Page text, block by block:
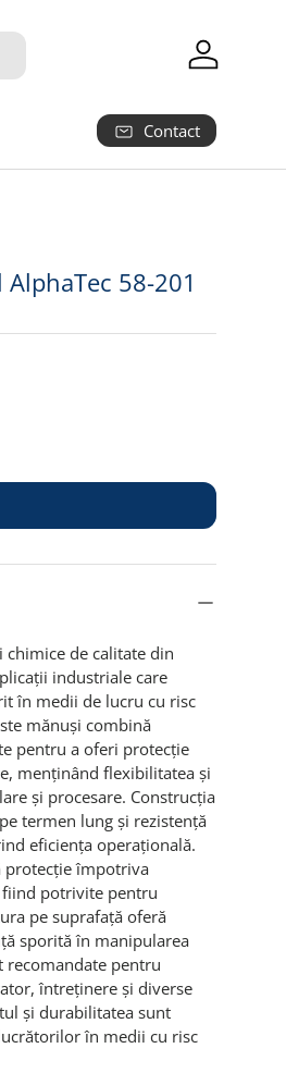
Contact
58-201
chimice de calitate din
industriale care
în medii de lucru cu risc
mănuși combină
pentru a oferi protecție
menținând flexibilitatea și
și procesare. Construcția
termen lung și rezistență
eficiența operațională.
protecție împotriva
fiind potrivite pentru
pe suprafață oferă
sporită în manipularea
recomandate pentru
întreținere și diverse
și durabilitatea sunt
în medii cu risc